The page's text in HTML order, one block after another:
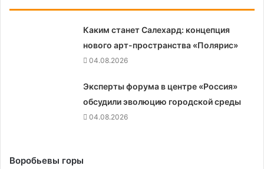
Каким станет Салехард: концепция
нового арт-пространства «Полярис»
04.08.2026
Эксперты форума в центре «Россия»
обсудили эволюцию городской среды
04.08.2026
Воробьевы горы